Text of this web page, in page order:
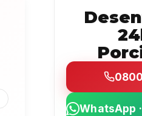
WhatsApp